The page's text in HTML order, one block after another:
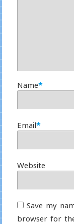
Name*
Email*
Website
Save my
browser for